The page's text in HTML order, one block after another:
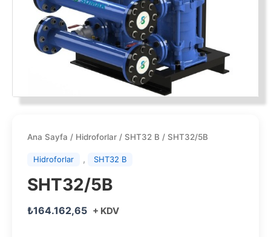
Ana Sayfa / Hidroforlar / SHT32 B / SHT32/5B
Hidroforlar , SHT32 B
SHT32/5B
₺164.162,65 + KDV